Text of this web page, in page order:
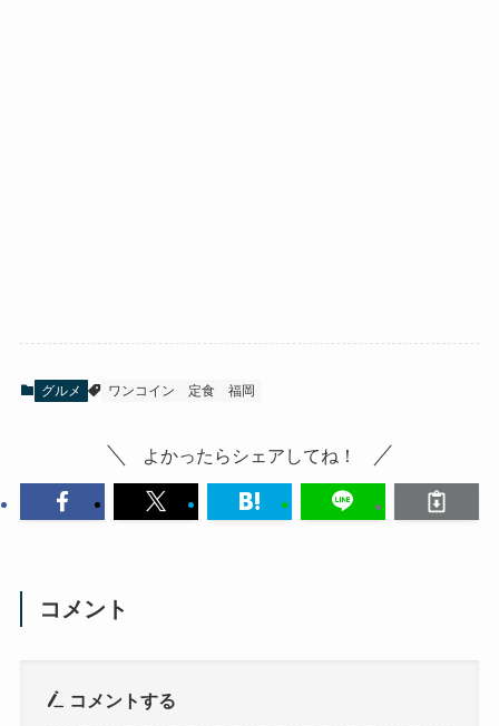
グルメ ワンコイン 定食 福岡
よかったらシェアしてね！
コメント
コメントする